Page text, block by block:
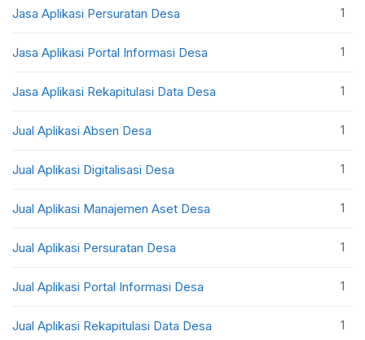
Jasa Aplikasi Persuratan Desa 1
Jasa Aplikasi Portal Informasi Desa 1
Jasa Aplikasi Rekapitulasi Data Desa 1
Jual Aplikasi Absen Desa 1
Jual Aplikasi Digitalisasi Desa 1
Jual Aplikasi Manajemen Aset Desa 1
Jual Aplikasi Persuratan Desa 1
Jual Aplikasi Portal Informasi Desa 1
Jual Aplikasi Rekapitulasi Data Desa 1